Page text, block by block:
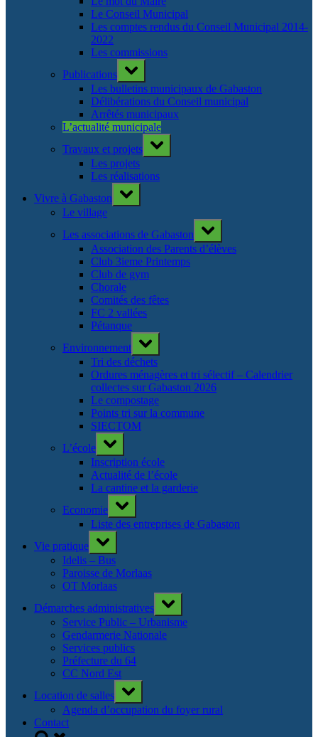
Le Conseil Municipal
Les comptes rendus du Conseil Municipal 2014-
2022
Les commissions
Publications
Toggle
sub-
menu
Les bulletins municipaux de Gabaston
Délibérations du Conseil municipal
Arrêtés municipaux
L’actualité municipale
Travaux et projets
Toggle
sub-
Les projets
Les réalisations
Vivre à Gabaston
Toggle
sub-
Le village
Les associations de Gabaston
Toggle
sub-
menu
Association des Parents d’élèves
Club 3ieme Printemps
Club de gym
Chorale
Comités des fêtes
FC 2 vallées
Pétanque
Environnement
Toggle
sub-
menu
Tri des déchets
Ordures ménagères et tri sélectif – Calendrier
collectes sur Gabaston 2026
Le compostage
Points tri sur la commune
SIECTOM
L’école
Toggle
sub-
menu
Inscription école
Actualité de l’école
La cantine et la garderie
Economie
Toggle
sub-
menu
Liste des entreprises de Gabaston
Vie pratique
Toggle
sub-
menu
Idelis – Bus
Paroisse de Morlaas
OT Morlaas
Démarches administratives
Toggle
sub-
menu
Service Public – Urbanisme
Gendarmerie Nationale
Services publics
Préfecture du 64
CC Nord Est
Location de salles
Toggle
sub-
menu
Agenda d’occupation du foyer rural
Contact
Toggle